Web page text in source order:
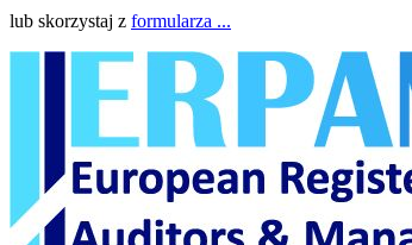
lub skorzystaj z formularza ...